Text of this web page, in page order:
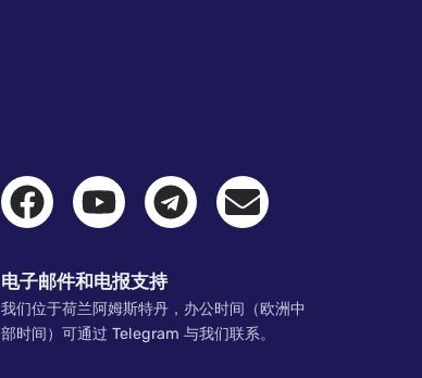
电子邮件和电报支持
我们位于荷兰阿姆斯特丹，办公时间（欧洲中
部时间）可通过 Telegram 与我们联系。